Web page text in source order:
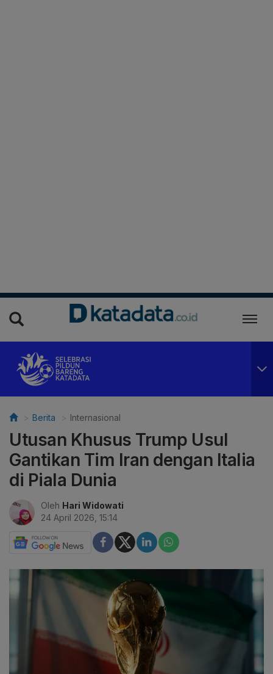
Berita Internasional
Utusan Khusus Trump Usul
Gantikan Tim Iran dengan Italia
di Piala Dunia
Oleh Hari Widowati
24 April 2026, 15:14